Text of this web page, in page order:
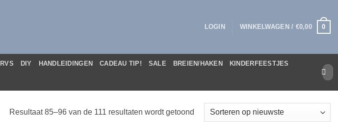
LOGIN WINKELWAGEN / €0,00 0
RVS DIY HANDLEIDINGEN CADEAU TIP! SALE BREIEN/HAKEN KINDERFEESTJES
naar:
Resultaat 85–96 van de 111 resultaten wordt getoondGesorteerd